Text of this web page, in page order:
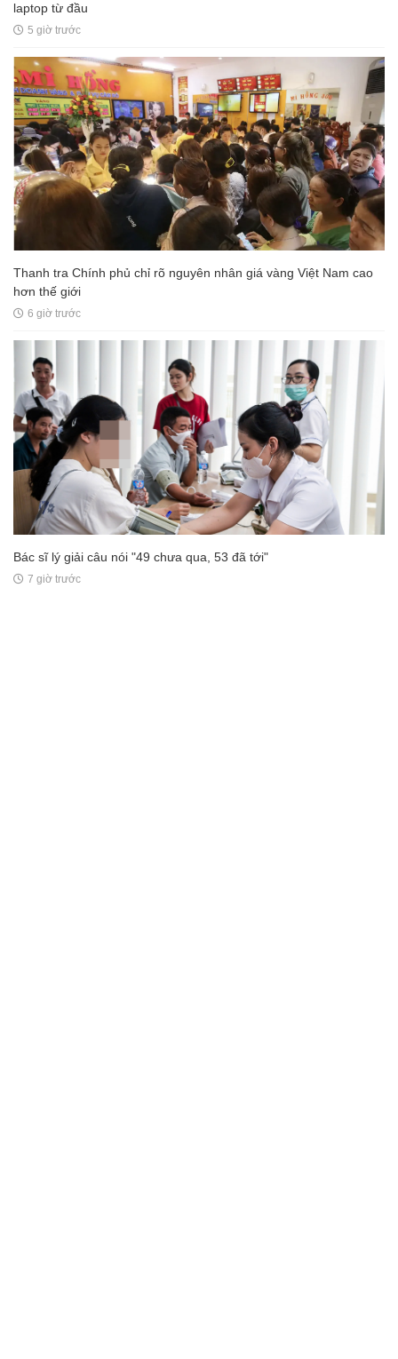
laptop từ đầu
5 giờ trước
Thanh tra Chính phủ chỉ rõ nguyên nhân giá vàng Việt Nam cao
hơn thế giới
6 giờ trước
Bác sĩ lý giải câu nói "49 chưa qua, 53 đã tới"
7 giờ trước